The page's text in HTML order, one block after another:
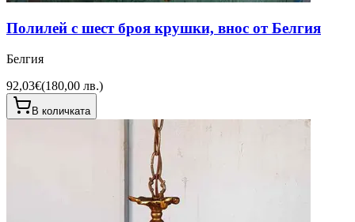
Полилей с шест броя крушки, внос от Белгия
Белгия
92,03€(180,00 лв.)
В количката